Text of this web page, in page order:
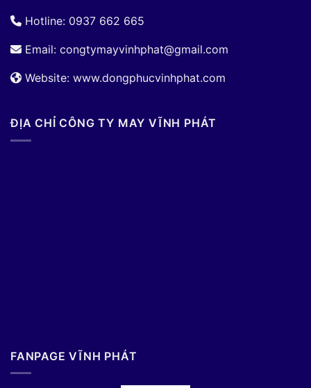
Hotline: 0937 662 665
Email: congtymayvinhphat@gmail.com
Website: www.dongphucvinhphat.com
ĐỊA CHỈ CÔNG TY MAY VĨNH PHÁT
FANPAGE VĨNH PHÁT